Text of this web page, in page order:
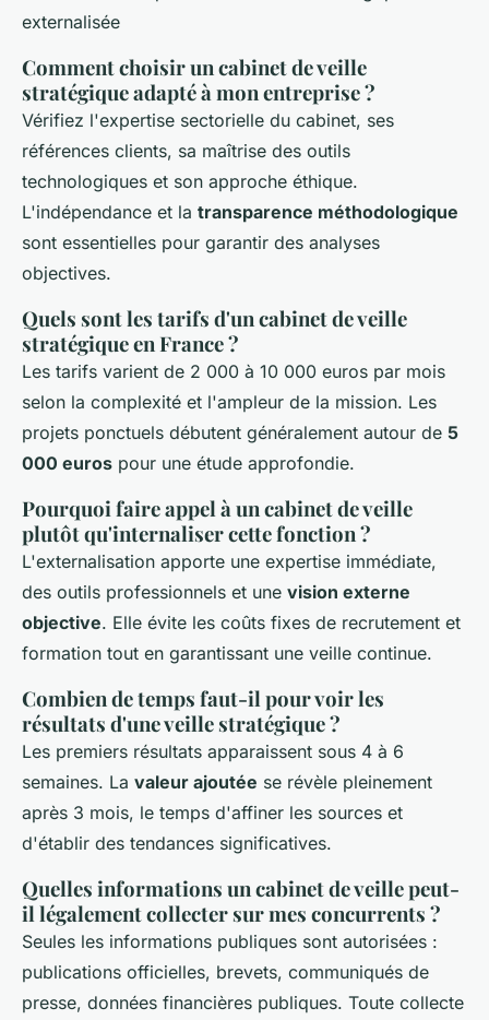
Comment choisir un cabinet de veille
stratégique adapté à mon entreprise ?
Vérifiez l'expertise sectorielle du cabinet, ses
références clients, sa maîtrise des outils
technologiques et son approche éthique.
L'indépendance et la transparence méthodologique
sont essentielles pour garantir des analyses
objectives.
Quels sont les tarifs d'un cabinet de veille
stratégique en France ?
Les tarifs varient de 2 000 à 10 000 euros par mois
selon la complexité et l'ampleur de la mission. Les
projets ponctuels débutent généralement autour de 5
000 euros pour une étude approfondie.
Pourquoi faire appel à un cabinet de veille
plutôt qu'internaliser cette fonction ?
L'externalisation apporte une expertise immédiate,
des outils professionnels et une vision externe
objective. Elle évite les coûts fixes de recrutement et
formation tout en garantissant une veille continue.
Combien de temps faut-il pour voir les
résultats d'une veille stratégique ?
Les premiers résultats apparaissent sous 4 à 6
semaines. La valeur ajoutée se révèle pleinement
après 3 mois, le temps d'affiner les sources et
d'établir des tendances significatives.
Quelles informations un cabinet de veille peut-
il légalement collecter sur mes concurrents ?
Seules les informations publiques sont autorisées :
publications officielles, brevets, communiqués de
presse, données financières publiques. Toute collecte